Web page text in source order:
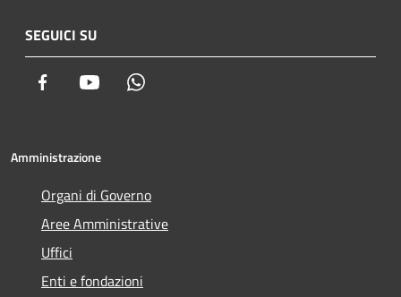
SEGUICI SU
Facebook Youtube
Amministrazione
Organi di Governo
Aree Amministrative
Uffici
Enti e fondazioni